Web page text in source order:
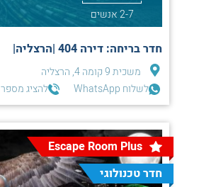
2-7 אנשים
חדר בריחה: דירה 404 |הרצליה|
משכית 9 קומה 4, הרצליה
לשלוח WhatsApp
להציג מספר
Escape Room Plus
חדר טכנולוגי